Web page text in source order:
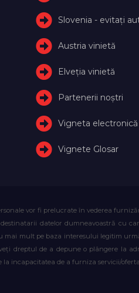
Slovenia - evitați
Austria vinietă
Elveţia vinietă
Partenerii noștri
Vigneta electronică
Vignete Glosar
vor fi prelucrate în vederea
datelor dumneavoastră cu
mai mult pe baza interesului legitim
dreptul de a depune o plângere la
incapacitatea de a furniza servicii/oferta.